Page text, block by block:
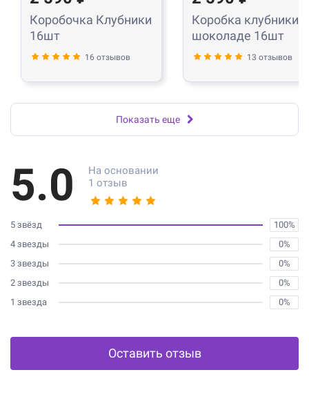
Коробочка Клубники
16шт
16 отзывов
Коробка клубники в
шоколаде 16шт
13 отзывов
Показать еще
5.0
На основании
1 отзыв
5 звёзд
100%
4 звезды
0%
3 звезды
0%
2 звезды
0%
1 звезда
0%
Оставить отзыв